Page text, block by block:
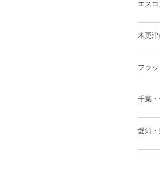
エス
木更
フラ
千葉
愛知